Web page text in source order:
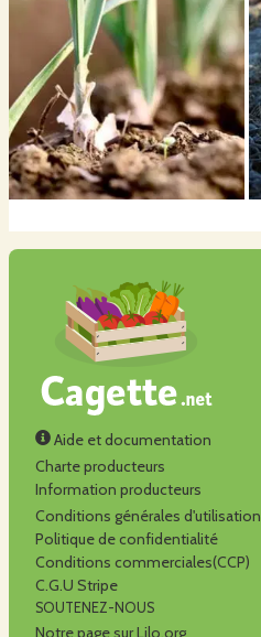
Aide et documentation
Charte producteurs
Information producteurs
Conditions générales d'utilisation
Politique de confidentialité
Conditions commerciales(CCP)
C.G.U Stripe
SOUTENEZ-NOUS